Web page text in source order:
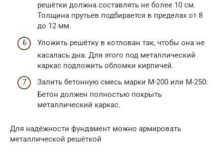
решётки должна составлять не более 10 см.
Толщина прутьев подбирается в пределах от 8
до 12 мм.
Уложить решётку в котлован так, чтобы она не
касалась дна. Для этого под металлический
каркас подложить обломки кирпичей.
Залить бетонную смесь марки М-200 или М-250.
Бетон должен полностью покрыть
металлический каркас.
Для надёжности фундамент можно армировать
металлической решёткой